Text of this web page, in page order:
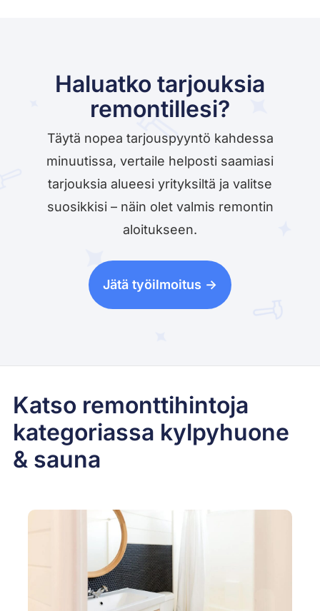
Haluatko tarjouksia
remontillesi?
Täytä nopea tarjouspyyntö kahdessa
minuutissa, vertaile helposti saamiasi
tarjouksia alueesi yrityksiltä ja valitse
suosikkisi – näin olet valmis remontin
aloitukseen.
Jätä työilmoitus ->
Katso remonttihintoja
kategoriassa kylpyhuone
& sauna